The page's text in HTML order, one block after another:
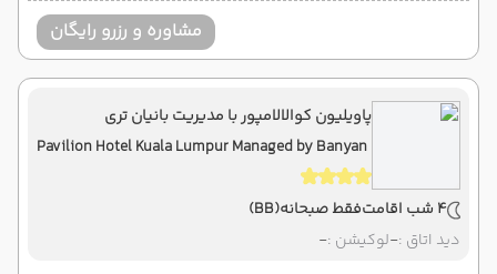
مشاوره و رزرو رایگان
پاویلیون کوالالامپور با مدیریت بانیان تری
Pavilion Hotel Kuala Lumpur Managed by Banyan
4 شب اقامت
فقط صبحانه(BB)
دید اتاق :-لوکیشن :-